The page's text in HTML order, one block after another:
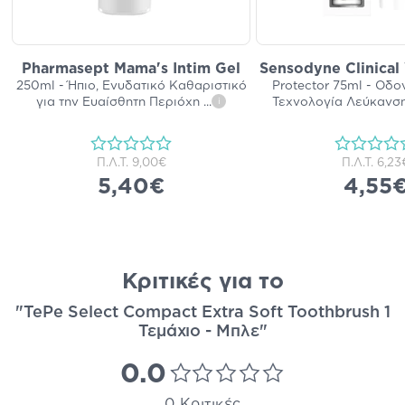
Pharmasept Mama's Intim Gel
250ml - Ήπιο, Ενυδατικό Καθαριστικό
για την Ευαίσθητη Περιόχη ... i
Π.Λ.Τ. 9,00€
5,40€
Sensodyne
Protector 75ml -
Τεχνολογία
Π.Λ.Τ.
Κριτικές για το
"TePe Select Compact Extra Soft Toothbrush 1
Τεμάχιο - Μπλε"
0.0